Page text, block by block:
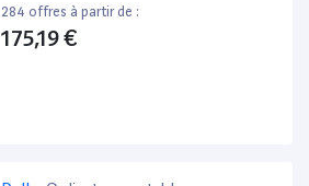
284 offres à partir de :
175,19 €